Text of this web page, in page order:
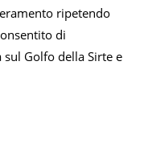
ripetendo
di
Golfo della Sirte e